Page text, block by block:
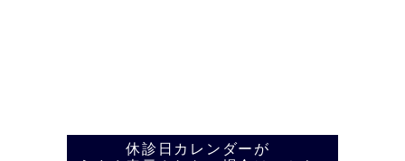
休診日カレンダーが